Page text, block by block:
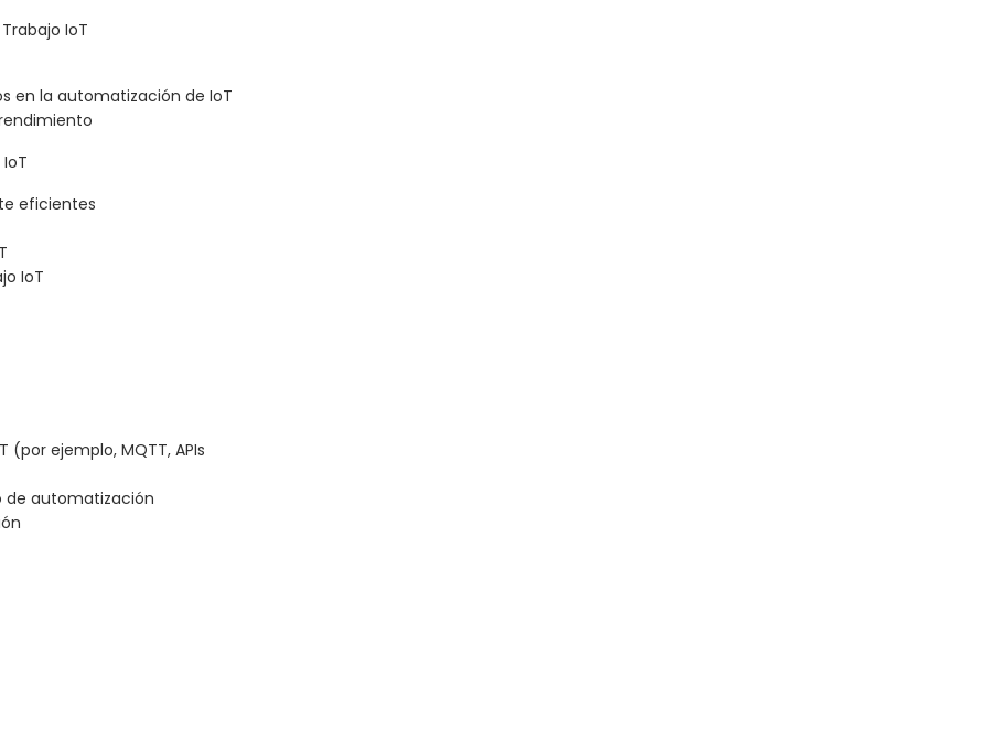
IoT
en la automatización de IoT
eficientes
IoT
ejemplo, MQTT, APIs
de automatización